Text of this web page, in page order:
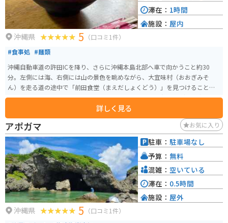
沖縄県 5 （口コミ1件）
#食事処 #麺類
沖縄自動車道の許田ICを降り、さらに沖縄本島北部へ車で向かうこと約30
分。左側には海、右側には山の景色を眺めながら、大宜味村（おおぎみそ
ん）を走る道の途中で「前田食堂（まえだしょくどう）」を見つけることが
できます。歴史を感じさせる佇まいで迎える食堂は、昭和47年（1972）に創
業。この店で、昔から多くのお客の胃袋をがっしり掴んでいるのが、名物の
「牛肉そば」です。
詳しく見る
滞在： 1時間
施設： 屋内
アポガマ お気に入り
沖縄県 5 （口コミ1件）
駐車： 駐車場なし
予算： 無料
混雑： 空いている
滞在： 0.5時間
施設： 屋外